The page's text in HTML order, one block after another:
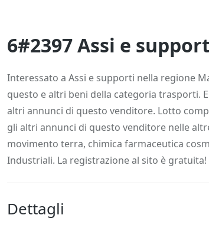
6#2397 Assi e
Interessato a Assi e supporti nella regione
questo e altri beni della categoria trasporti.
altri annunci di questo venditore. Lotto
gli altri annunci di questo venditore nelle
movimento terra, chimica farmaceutica
Industriali. La registrazione al sito è gratuita!
Dettagli